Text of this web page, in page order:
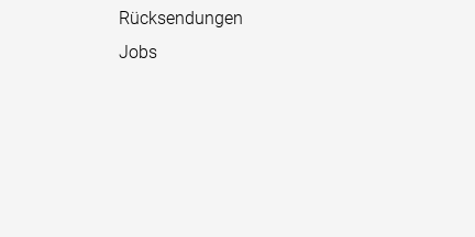
Rücksendungen
Jobs